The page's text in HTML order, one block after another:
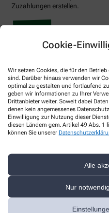
Cookie-
Wir setzen Cookies, die für den
sind. Darüber hinaus verwenden wir
optimal zu gestalten und fortlaufend
geben wir Informationen zu Ihrer
Drittanbieter weiter. Soweit dabei
denen kein angemessenes
Einwilligung zur Nutzung dieser
diesen Ländern gem. Artikel 49 Abs. 1
können Sie unserer
Alle
Nur
Zuzahlungen erstellen.
Nachweis Ihrer
Wenn Sie einen Ausweis über
Zuzahlung haben, können wir
müssen Ihren Ausweis nicht
Kundenkarte
Jetzt schnell und einfach online
Besuch bei uns in der Apotheke